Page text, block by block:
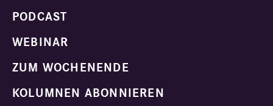
PODCAST
WEBINAR
ZUM WOCHENENDE
KOLUMNEN ABONNIEREN